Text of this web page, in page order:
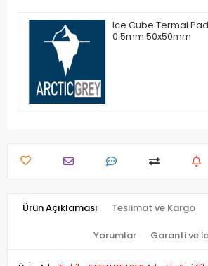
Ice Cube Termal
0.5mm 50x50mm
Ürün Açıklaması Teslimat ve Kargo
Yorumlar Garanti ve